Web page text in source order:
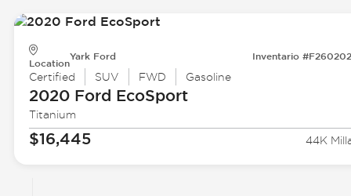
Location
Yark Ford Inventario
Certified SUV FWD Gasoline
2020 Ford EcoSport
Titanium
$16,445 44K